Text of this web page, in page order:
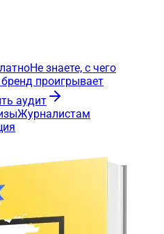
Не знаете, с чего
проигрывает
аудит
Журналистам